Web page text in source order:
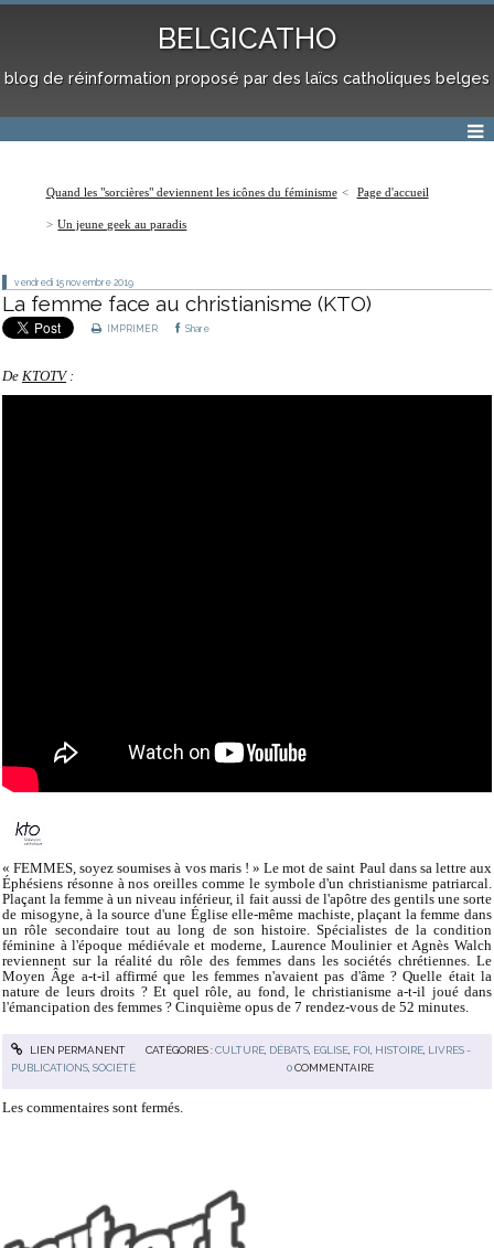
BELGICATHO
blog de réinformation proposé par des laïcs catholiques belges
Quand les "sorcières" deviennent les icônes du féminisme Page d'accueil
Un jeune geek au paradis
vendredi 15 novembre 2019
La femme face au christianisme (KTO)
IMPRIMER Share
De KTOTV:
« FEMMES, soyez soumises à vos maris ! » Le mot de saint Paul dans sa lettre aux
Éphésiens résonne à nos oreilles comme le symbole d'un christianisme patriarcal.
Plaçant la femme à un niveau inférieur, il fait aussi de l'apôtre des gentils une sorte
de misogyne, à la source d'une Église elle-même machiste, plaçant la femme dans
un rôle secondaire tout au long de son histoire. Spécialistes de la condition
féminine à l'époque médiévale et moderne, Laurence Moulinier et Agnès Walch
reviennent sur la réalité du rôle des femmes dans les sociétés chrétiennes. Le
Moyen Âge a-t-il affirmé que les femmes n'avaient pas d'âme ? Quelle était la
nature de leurs droits ? Et quel rôle, au fond, le christianisme a-t-il joué dans
l'émancipation des femmes ? Cinquième opus de 7 rendez-vous de 52 minutes.
LIEN PERMANENT CATÉGORIES :CULTURE, DÉBATS, EGLISE, FOI, HISTOIRE, LIVRES -
PUBLICATIONS ,SOCIÉTÉ 0 COMMENTAIRE
Les commentaires sont fermés.